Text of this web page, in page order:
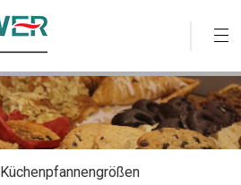
Küchenpfannengrößen